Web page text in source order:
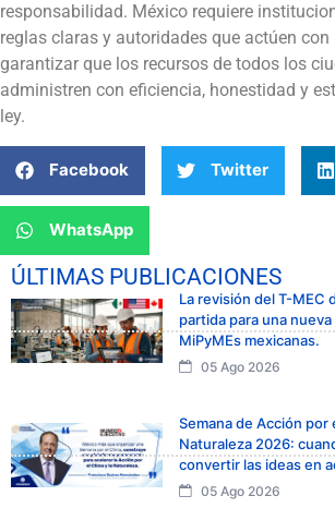
responsabilidad. México requiere
reglas claras y autoridades que actúen
garantizar que los recursos de todos los
administren con eficiencia, honestidad y
ley.
Facebook Twitter
WhatsApp
ÚLTIMAS PUBLICACIONES
La revisión del T-MEC
partida para una
MiPyMEs mexicanas.
05 Ago 2026
Semana de Acción por
Naturaleza 2026:
convertir las ideas en
05 Ago 2026